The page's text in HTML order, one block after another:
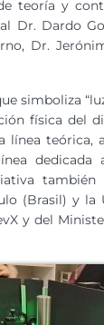
teoría y
Dr. Dardo
Dr.
simboliza
física del
línea teórica,
dedicada
(Brasil) y la
y del